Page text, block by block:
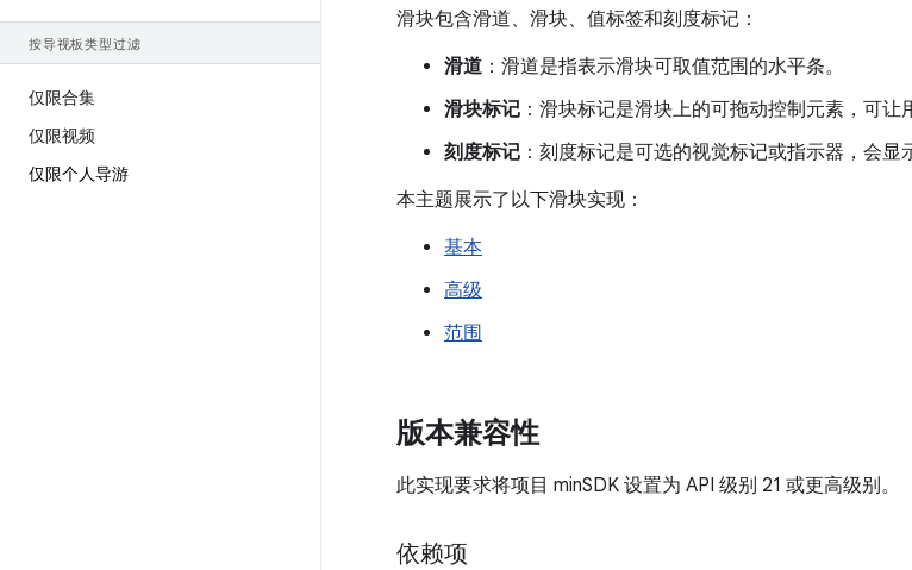
按导视板类型过滤
仅限合集
仅限视频
仅限个人导游
滑块包含滑道、滑块、值标签和刻度标记：
滑道 ：滑道是指表示滑块可取值范围的水平条。
滑块标记 ：滑块标记是滑块上的可拖动控制元素，可让
刻度标记 ：刻度标记是可选的视觉标记或指示器，会显
本主题展示了以下滑块实现：
基本
高级
范围
版本兼容性
此实现要求将项目 minSDK 设置为 API 级别 21 或更高级别。
依赖项